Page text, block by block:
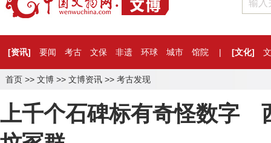
[资讯] 要闻 考古 文保 非遗 环球 城市 馆院 | [文化]
首页 >> 文博 >> 文博资讯 >> 考古发现
上千个石碑标有奇怪数字